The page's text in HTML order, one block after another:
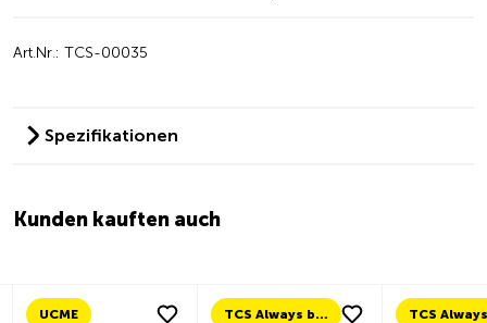
Art.Nr.: TCS-00035
Spezifikationen
Kunden kauften auch
UCME TCS Always by my side